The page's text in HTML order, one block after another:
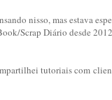
nisso, mas estava
Scrap Diário desde
tutoriais com